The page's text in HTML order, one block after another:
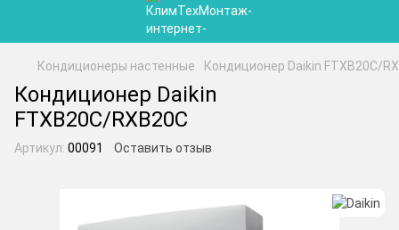
Кондиционеры настенные Кондиционер Daikin FTXB20C/
Кондиционер Daikin
FTXB20C/RXB20C
Артикул: 00091 Оставить отзыв